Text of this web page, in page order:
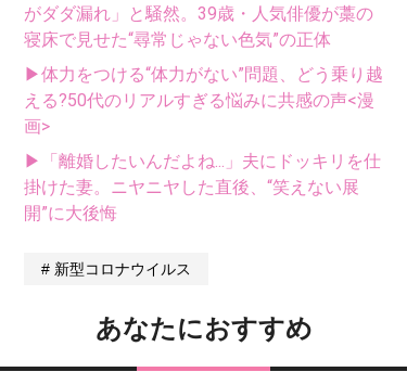
がダダ漏れ」と騒然。39歳・人気俳優が藁の
寝床で見せた“尋常じゃない色気”の正体
▶体力をつける“体力がない”問題、どう乗り越
える?50代のリアルすぎる悩みに共感の声<漫
画>
▶「離婚したいんだよね...」夫にドッキリを仕
掛けた妻。ニヤニヤした直後、“笑えない展
開”に大後悔
新型コロナウイルス
あなたにおすすめ